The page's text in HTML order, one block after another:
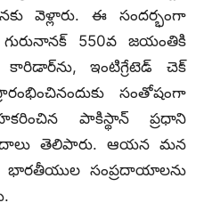
వెళ్లారు. ఈ సందర్భంగా
550వ జయంతికి
ఇంటిగ్రేటెడ్‌ చెక్‌
సంతోషంగా
పాకిస్థాన్‌ ప్రధాని
తెలిపారు. ఆయన మన
భారతీయుల సంప్రదాయాలను